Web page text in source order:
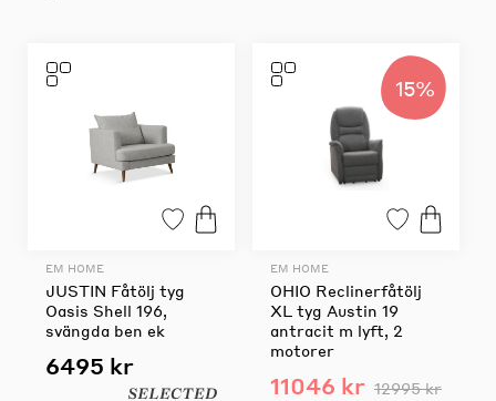
EM HOME
JUSTIN Fåtölj tyg
Oasis Shell 196,
svängda ben ek
6495 kr
15%
EM HOME
OHIO Reclinerfåtölj
XL tyg Austin 19
antracit m lyft, 2
motorer
11046 kr 12995 kr